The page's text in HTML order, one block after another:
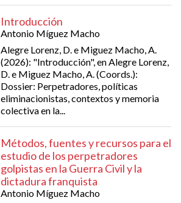
Introducción
Antonio Míguez Macho
Alegre Lorenz, D. e Miguez Macho, A.
(2026): "Introducción", en Alegre Lorenz,
D. e Miguez Macho, A. (Coords.):
Dossier: Perpetradores, políticas
eliminacionistas, contextos y memoria
colectiva en la...
Métodos, fuentes y recursos para el
estudio de los perpetradores
golpistas en la Guerra Civil y la
dictadura franquista
Antonio Míguez Macho